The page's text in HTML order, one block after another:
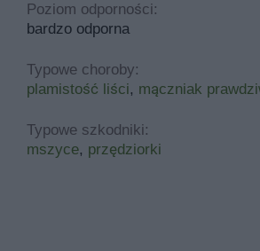
Poziom odporności:
bardzo odporna
Typowe choroby:
plamistość liści, mączniak
Typowe szkodniki:
mszyce, przędziorki